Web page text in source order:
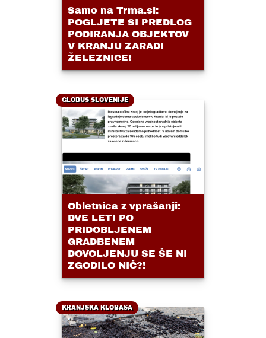
Samo na Trma.si:
POGLJETE SI PREDLOG
PODIRANJA OBJEKTOV
V KRANJU ZARADI
ŽELEZNICE!
GLOBUS SLOVENIJE
Obletnica z vprašanji:
DVE LETI PO
PRIDOBLJENEM
GRADBENEM
DOVOLJENJU SE ŠE NI
ZGODILO NIČ?!
KRANJSKA KLOBASA